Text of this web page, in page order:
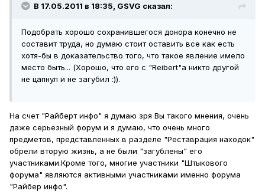
В 17.05.2011 в 18:35, GSVG сказал:
Подобрать хорошо сохранившегося донора конечно не
составит труда, но думаю стоит оставить все как есть
хотя-бы в доказательство того, что такое явление имело
место быть... (Хорошо, что его с "Reibert"a никто другой
не цапнул и не загубил :)).
На счет "Райберт инфо" я думаю зря Вы такого мнения, очень
даже серьезный форум и я думаю, что очень много
предметов, представленных в разделе "Реставрация находок"
обрели вторую жизнь, а не были "загублены" его
участниками.Кроме того, многие участники "Штыкового
форума" являются активными участниками именно форума
"Райбер инфо".